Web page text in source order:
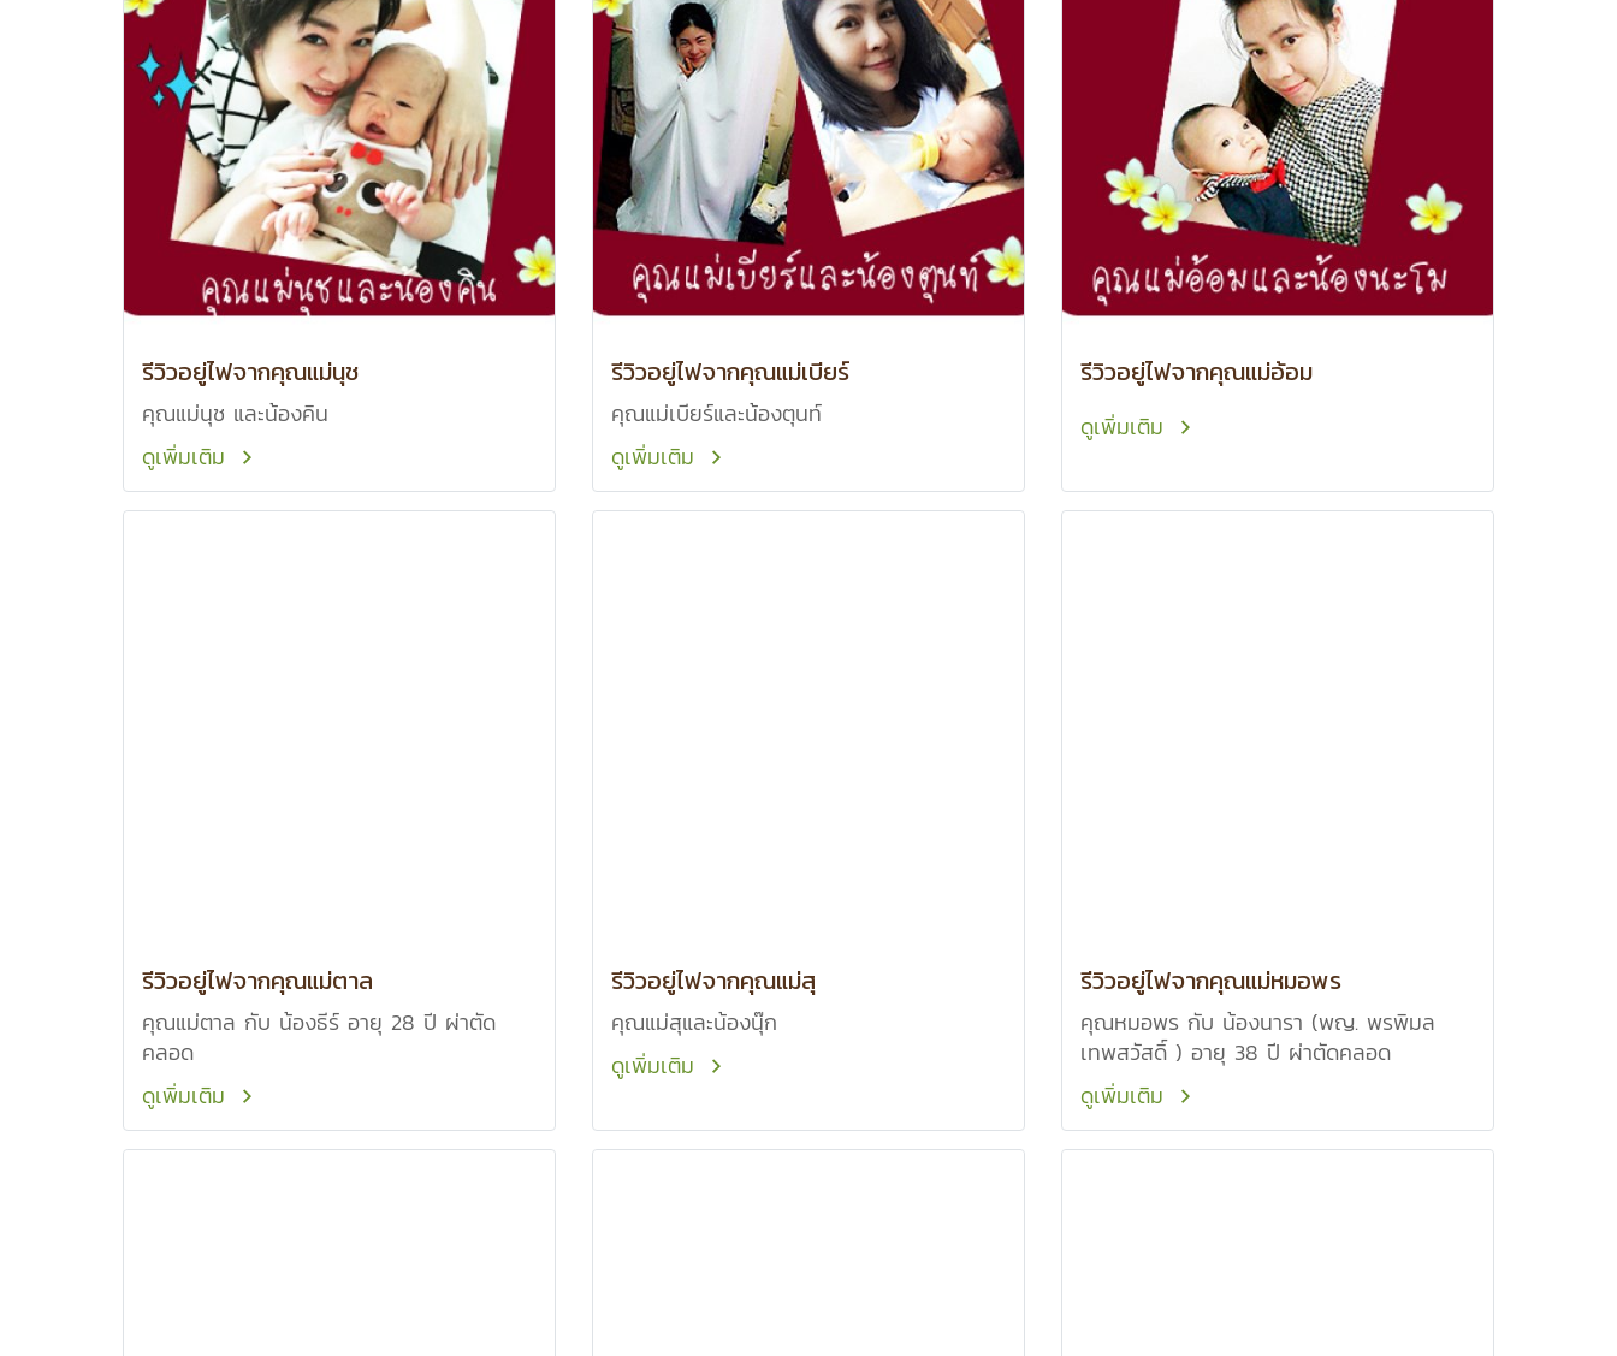
รีวิวอยู่ไฟจากคุณแม่นุช
คุณแม่นุช และน้องคิน
ดูเพิ่มเติม
รีวิวอยู่ไฟจากคุณแม่เบียร์
คุณแม่เบียร์และน้องตุนท์
ดูเพิ่มเติม
รีวิวอยู่ไฟจากคุณแม่อ้อม
ดูเพิ่มเติม
รีวิวอยู่ไฟจากคุณแม่ตาล
คุณแม่ตาล กับ น้องธีร์ อายุ 28 ปี ผ่าตัด
คลอด
ดูเพิ่มเติม
รีวิวอยู่ไฟจากคุณแม่สุ
คุณแม่สุและน้องนุ๊ก
ดูเพิ่มเติม
รีวิวอยู่ไฟจากคุณแม่หมอพร
คุณหมอพร กับ น้องนารา (พญ. พรพิมล
เทพสวัสดิ์ ) อายุ 38 ปี ผ่าตัดคลอด
ดูเพิ่มเติม